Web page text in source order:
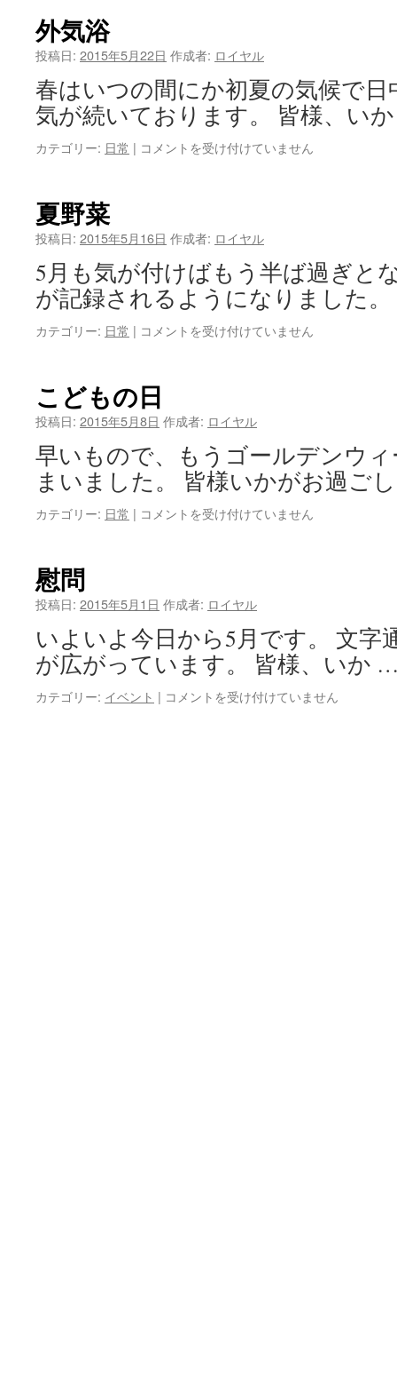
外気浴
投稿日: 2015年5月22日 作成者: ロイヤル
春はいつの間にか初夏の気候で
気が続いております。 皆様、い
カテゴリー: 日常 | 外
コメントを受け付けていません
夏野菜
投稿日: 2015年5月16日 作成者: ロイヤル
5月も気が付けばもう半ば過ぎと
が記録されるようになりました
カテゴリー: 日常 | 夏
は
コメントを受け付けていません
こどもの日
投稿日: 2015年5月8日 作成者: ロイヤル
早いもので、もうゴールデンウ
まいました。 皆様いかがお過ご
カテゴリー: 日常 | こ
は
コメントを受け付けていません
慰問
投稿日: 2015年5月1日 作成者: ロイヤル
いよいよ今日から5月です。 文字
が広がっています。 皆様、いか
カテゴリー: イベント | 慰
コメントを受け付けていません